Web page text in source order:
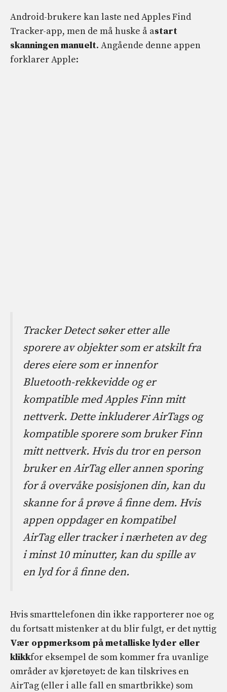
Android-brukere kan laste ned Apples Find
Tracker-app, men de må huske å astart
skanningen manuelt. Angående denne appen
forklarer Apple:
Tracker Detect søker etter alle
sporere av objekter som er atskilt fra
deres eiere som er innenfor
Bluetooth-rekkevidde og er
kompatible med Apples Finn mitt
nettverk. Dette inkluderer AirTags og
kompatible sporere som bruker Finn
mitt nettverk. Hvis du tror en person
bruker en AirTag eller annen sporing
for å overvåke posisjonen din, kan du
skanne for å prøve å finne dem. Hvis
appen oppdager en kompatibel
AirTag eller tracker i nærheten av deg
i minst 10 minutter, kan du spille av
en lyd for å finne den.
Hvis smarttelefonen din ikke rapporterer noe og
du fortsatt mistenker at du blir fulgt, er det nyttig
Vær oppmerksom på metalliske lyder eller
klikkfor eksempel de som kommer fra uvanlige
områder av kjøretøyet: de kan tilskrives en
AirTag (eller i alle fall en smartbrikke) som